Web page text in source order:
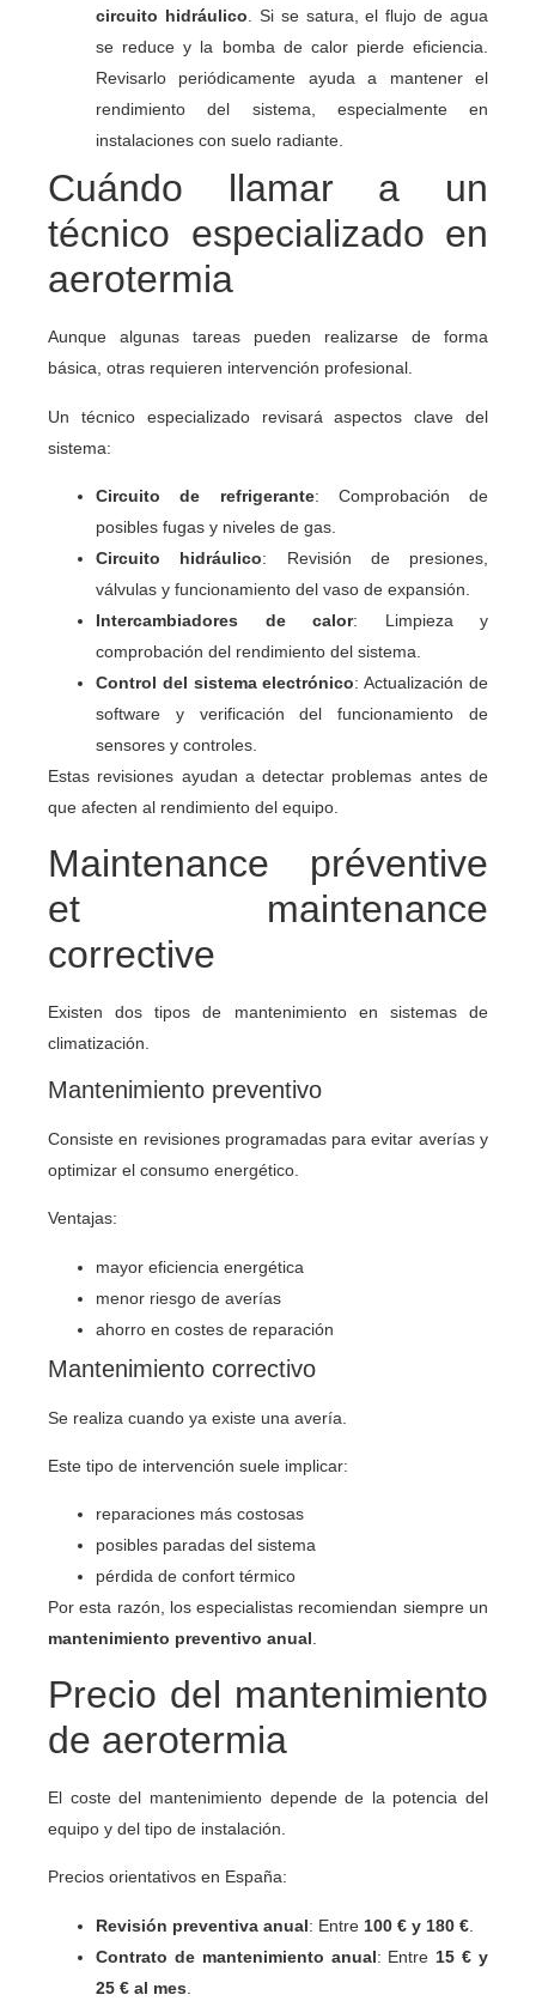
circuito hidráulico. Si se satura, el flujo de agua
se reduce y la bomba de calor pierde eficiencia.
Revisarlo periódicamente ayuda a mantener el
rendimiento del sistema, especialmente en
instalaciones con suelo radiante.
Cuándo llamar a un
técnico especializado en
aerotermia
Aunque algunas tareas pueden realizarse de forma
básica, otras requieren intervención profesional.
Un técnico especializado revisará aspectos clave del
sistema:
Circuito de refrigerante: Comprobación de
posibles fugas y niveles de gas.
Circuito hidráulico: Revisión de presiones,
válvulas y funcionamiento del vaso de expansión.
Intercambiadores de calor: Limpieza y
comprobación del rendimiento del sistema.
Control del sistema electrónico: Actualización de
software y verificación del funcionamiento de
sensores y controles.
Estas revisiones ayudan a detectar problemas antes de
que afecten al rendimiento del equipo.
Maintenance préventive
et maintenance
corrective
Existen dos tipos de mantenimiento en sistemas de
climatización.
Mantenimiento preventivo
Consiste en revisiones programadas para evitar averías y
optimizar el consumo energético.
Ventajas:
mayor eficiencia energética
menor riesgo de averías
ahorro en costes de reparación
Mantenimiento correctivo
Se realiza cuando ya existe una avería.
Este tipo de intervención suele implicar:
reparaciones más costosas
posibles paradas del sistema
pérdida de confort térmico
Por esta razón, los especialistas recomiendan siempre un
mantenimiento preventivo anual.
Precio del mantenimiento
de aerotermia
El coste del mantenimiento depende de la potencia del
equipo y del tipo de instalación.
Precios orientativos en España:
Revisión preventiva anual: Entre 100 € y 180 €
Contrato de mantenimiento anual: Entre 15 € y
25 € al mes